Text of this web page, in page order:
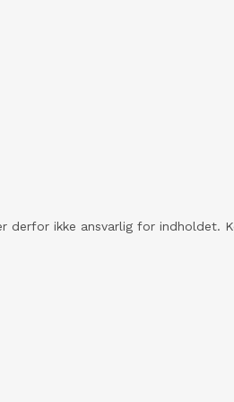
ikke ansvarlig for indholdet.